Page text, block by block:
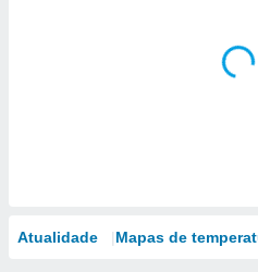
Atualidade Mapas de